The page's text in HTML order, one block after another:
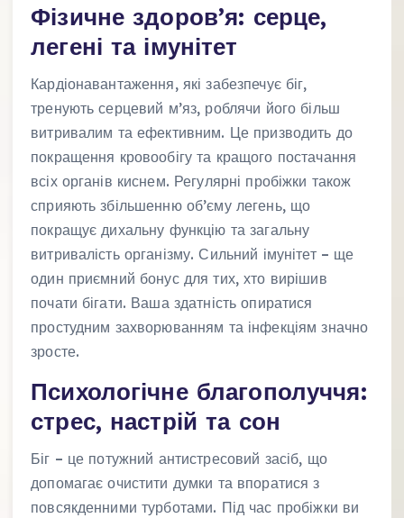
Фізичне здоров’я: серце,
легені та імунітет
Кардіонавантаження, які забезпечує біг,
тренують серцевий м’яз, роблячи його більш
витривалим та ефективним. Це призводить до
покращення кровообігу та кращого постачання
всіх органів киснем. Регулярні пробіжки також
сприяють збільшенню об’єму легень, що
покращує дихальну функцію та загальну
витривалість організму. Сильний імунітет – ще
один приємний бонус для тих, хто вирішив
почати бігати. Ваша здатність опиратися
простудним захворюванням та інфекціям значно
зросте.
Психологічне благополуччя:
стрес, настрій та сон
Біг – це потужний антистресовий засіб, що
допомагає очистити думки та впоратися з
повсякденними турботами. Під час пробіжки ви